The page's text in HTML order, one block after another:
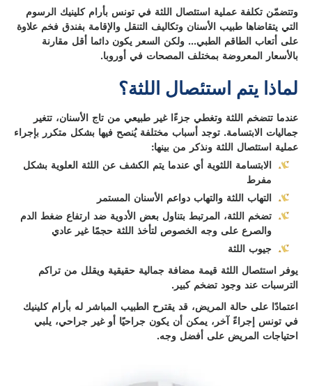
وتتضمّن تكلفة عملية استئصال اللثة في تونس بأرام كلينيك الرسوم
التي يتقاضاها طبيب الأسنان وتكاليف التنقل والإقامة بفندق فخم علاوة
على أتعاب الطاقم الطبي... ولكن السعر يكون دائما أقل مقارنة
بالأسعار المعروضة بمختلف المصحات في أوروبا.
لماذا يتم استئصال اللثة؟
عندما تتضخم اللثة وتغطي جزءًا غير طبيعي من تاج الأسنان، تتغير
جماليات الابتسامة. توجد أسباب مختلفة يُنصح فيها بشكل متكرر بإجراء
عملية استئصال اللثة ونذكر من بينها:
الابتسامة اللثوية أي عندما يتم الكشف عن اللثة العلوية بشكل
مفرط
التهاب اللثة والتهاب دواعم الأسنان المستمر
تضخم اللثة، المرتبط بتناول بعض الأدوية ضد ارتفاع ضغط الدم
والصرع على وجه الخصوص لتأخذ اللثة حجمًا غير عادي
جيوب اللثة
يوفر استئصال اللثة قيمة مضافة جمالية حقيقية ويقلل من تراكم
الترسبات عند وجود تضخم كبير.
اعتمادًا على حالة المريض، قد يقترح الطبيب المباشر له بأرام كلينيك
في تونس إجراءً آخر، يمكن أن يكون جراحيًا أو غير جراحي، يلبي
احتياجات المريض على أفضل وجه.